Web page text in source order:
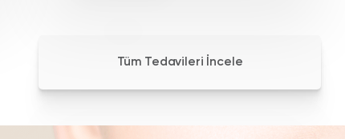
Tüm Tedavileri İncele